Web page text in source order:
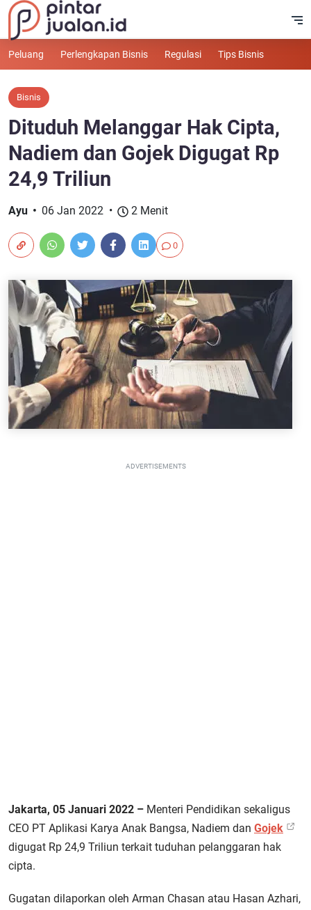
Peluang Perlengkapan Bisnis Regulasi Tips Bisnis
Bisnis
Dituduh Melanggar Hak Cipta,
Nadiem dan Gojek Digugat Rp
24,9 Triliun
Ayu 06 Jan 2022 2 Menit
0
ADVERTISEMENTS
Jakarta, 05 Januari 2022 – Menteri Pendidikan sekaligus
CEO PT Aplikasi Karya Anak Bangsa, Nadiem dan Gojek
digugat Rp 24,9 Triliun terkait tuduhan pelanggaran hak
cipta.
Gugatan dilaporkan oleh Arman Chasan atau Hasan Azhari,